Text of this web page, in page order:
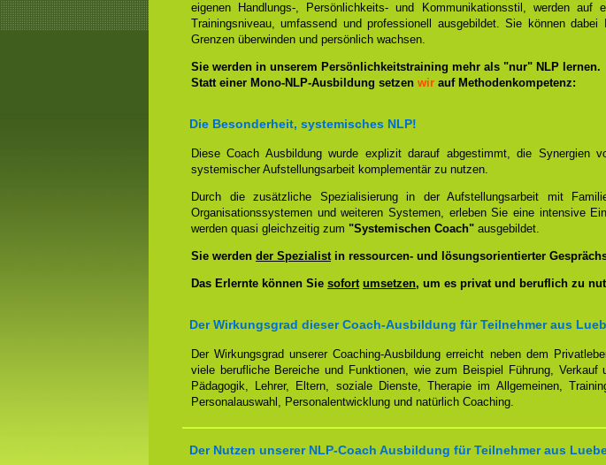
eigenen Handlungs-, Persönlichkeits- und Kommunikationsstil, werden auf
Trainingsniveau, umfassend und professionell ausgebildet. Sie können dabei
Grenzen überwinden und persönlich wachsen.
Sie werden in unserem Persönlichkeitstraining mehr als "nur" NLP lernen.
Statt einer Mono-NLP-Ausbildung setzen wir auf Methodenkompetenz:
Die Besonderheit, systemisches NLP!
Diese Coach Ausbildung wurde explizit darauf abgestimmt, die Synergien
systemischer Aufstellungsarbeit komplementär zu nutzen.
Durch die zusätzliche Spezialisierung in der Aufstellungsarbeit mit
Organisationssystemen und weiteren Systemen, erleben Sie eine intensive
werden quasi gleichzeitig zum "Systemischen Coach" ausgebildet.
Sie werden der Spezialistin ressourcen- und lösungsorientierter
Das Erlernte können Sie sofort umsetzen, um es privat und beruflich zu
Der Wirkungsgrad dieser Coach-Ausbildung für Teilnehmer aus
Der Wirkungsgrad unserer Coaching-Ausbildung erreicht neben dem
viele berufliche Bereiche und Funktionen, wie zum Beispiel Führung, Verkauf
Pädagogik, Lehrer, Eltern, soziale Dienste, Therapie im Allgemeinen,
Personalauswahl, Personalentwicklung und natürlich Coaching.
Der Nutzen unserer NLP-Coach Ausbildung für Teilnehmer aus